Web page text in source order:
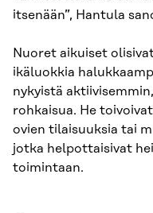
itsenään”, Hantula
Nuoret aikuiset
ikäluokkia
nykyistä
rohkaisua. He
ovien tilaisuuksia tai
jotka helpottaisivat
toimintaan.